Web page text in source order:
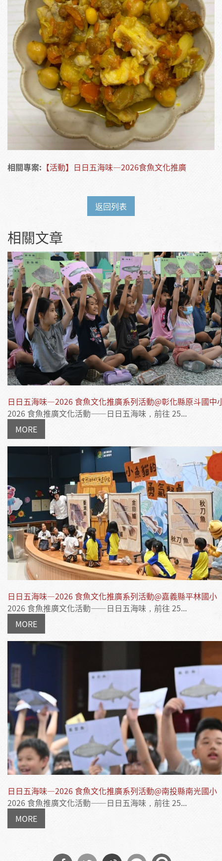
相關專案: 【活動】日日五海味—2026食魚文化推廣
返回列表
相關文章
日日五海味—2026 食魚文化推廣系列活動@彰化縣原斗國中
2026 食魚推廣文化活動——日日五海味，前往 25...
MORE
日日五海味—2026 食魚文化推廣系列活動@嘉義縣平林國小
2026 食魚推廣文化活動——日日五海味，前往 25...
MORE
日日五海味—2026 食魚文化推廣系列活動@南投縣南光國小
2026 食魚推廣文化活動——日日五海味，前往 25...
MORE